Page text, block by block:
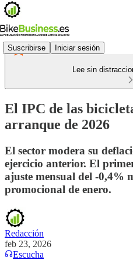
Suscribirse Iniciar sesión
Lee sin
El IPC de las
arranque de 2026
El sector modera su
ejercicio anterior. El
ajuste mensual del -0,4%
promocional de enero.
Redacción
feb 23, 2026
Escucha